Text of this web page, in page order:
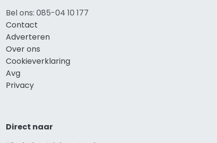
Bel ons: 085-04 10 177
Contact
Adverteren
Over ons
Cookieverklaring
Avg
Privacy
Direct naar